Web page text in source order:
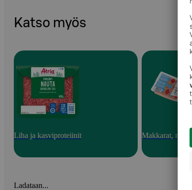
Katso myös
Liha ja kasviproteiinit Makkarat, nakit
Ladataan...